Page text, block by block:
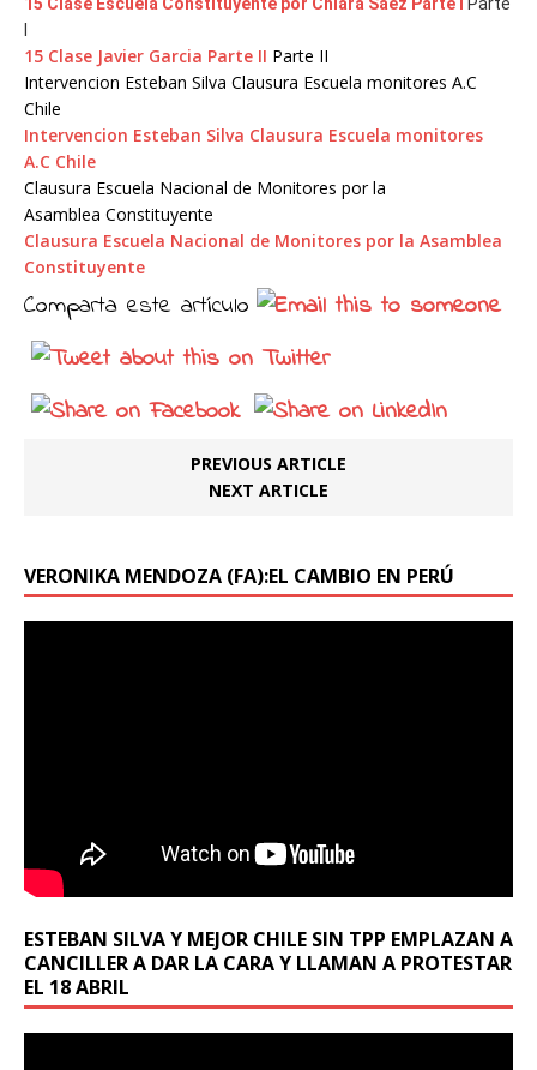
I
15 Clase Javier Garcia Parte II Parte II
Intervencion Esteban Silva Clausura Escuela monitores A.C
Chile
Intervencion Esteban Silva Clausura Escuela monitores
A.C Chile
Clausura Escuela Nacional de Monitores por la
Asamblea Constituyente
Clausura Escuela Nacional de Monitores por la Asamblea
Constituyente
Comparta este artículo
PREVIOUS ARTICLE
NEXT ARTICLE
VERONIKA MENDOZA (FA):EL CAMBIO EN PERÚ
ESTEBAN SILVA Y MEJOR CHILE SIN TPP EMPLAZAN A
CANCILLER A DAR LA CARA Y LLAMAN A PROTESTAR
EL 18 ABRIL